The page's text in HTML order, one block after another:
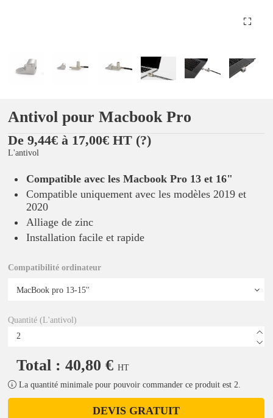
Antivol pour Macbook Pro
De 9,44€ à 17,00€ HT (?)
L'antivol
Compatible avec les Macbook Pro 13 et 16"
Compatible uniquement avec les modèles 2019 et
2020
Alliage de zinc
Installation facile et rapide
Compatibilité ordinateur
Quantité (L'antivol)
Total : 40,80 € HT
La quantité minimale pour pouvoir commander ce produit est 2.
DEVIS GRATUIT